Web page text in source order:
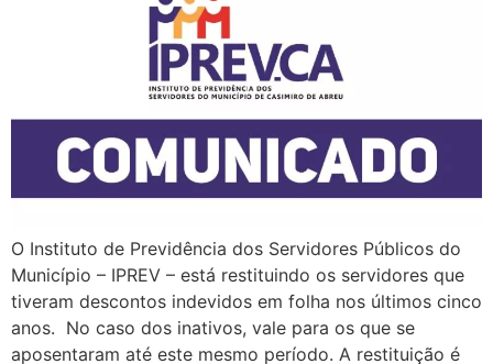
O Instituto de Previdência dos Servidores Públicos do
Município – IPREV – está restituindo os servidores que
tiveram descontos indevidos em folha nos últimos cinco
anos. No caso dos inativos, vale para os que se
aposentaram até este mesmo período. A restituição é